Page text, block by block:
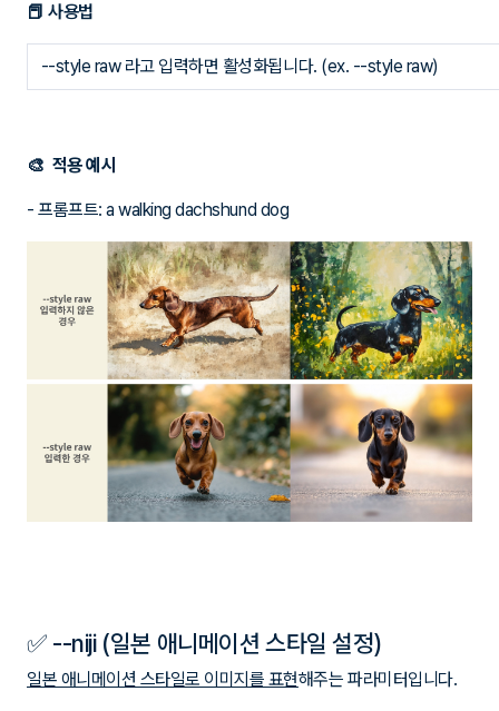
📕 사용법
--style raw 라고 입력하면 활성화됩니다. (ex. --style raw)
🎨 적용 예시
- 프롬프트: a walking dachshund dog
✅ --niji (일본 애니메이션 스타일 설정)
일본 애니메이션 스타일로 이미지를 표현해주는 파라미터입니다.